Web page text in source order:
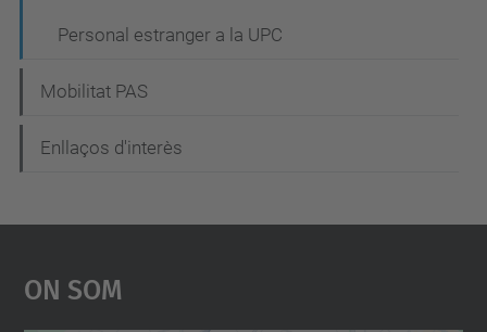
Personal estranger a la UPC
Mobilitat PAS
Enllaços d'interès
On Som